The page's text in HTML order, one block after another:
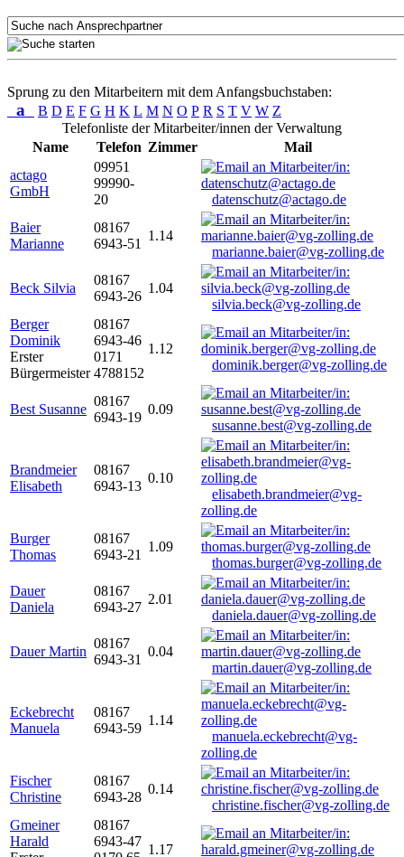
Sprung zu den Mitarbeitern mit dem Anfangsbuchstaben:
a B D E F G H K L M N O P R S T V W Z
Telefonliste der Mitarbeiter/innen der Verwaltung
Name
Telefon Zimmer
Mail
actago
GmbH
09951
99990-
20
datenschutz@actago.de
Baier
Marianne
08167
6943-51
1.14
marianne.baier@vg-zolling.de
Beck Silvia
08167
6943-26
1.04
silvia.beck@vg-zolling.de
Berger
Dominik
Erster
Bürgermeister
08167
6943-46
0171
4788152
1.12
dominik.berger@vg-zolling.de
Best Susanne
08167
6943-19
0.09
susanne.best@vg-zolling.de
Brandmeier
Elisabeth
08167
6943-13
0.10
elisabeth.brandmeier@vg-
zolling.de
Burger
Thomas
08167
6943-21
1.09
thomas.burger@vg-zolling.de
Dauer
Daniela
08167
6943-27
2.01
daniela.dauer@vg-zolling.de
Dauer Martin
08167
6943-31
0.04
martin.dauer@vg-zolling.de
Eckebrecht
Manuela
08167
6943-59
1.14
manuela.eckebrecht@vg-
zolling.de
Fischer
Christine
08167
6943-28
0.14
christine.fischer@vg-zolling.de
Gmeiner
Harald
08167
6943-47
1.17